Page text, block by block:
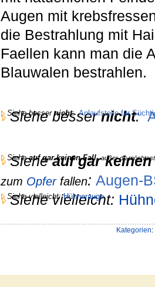
Augen mit
die Bestrahlung mit
Faellen kann man die
Blauwalen bestrahlen.
Siehe bessernicht:
Siehe bessernicht: Anlaufstelle für
Sieheauf gar keinen
zum Opferfallen: Augen-
Sieheauf gar keinen Fall, außer du
Siehe vielleicht:
Siehe vielleicht: Hühnerauge
Kategorien: